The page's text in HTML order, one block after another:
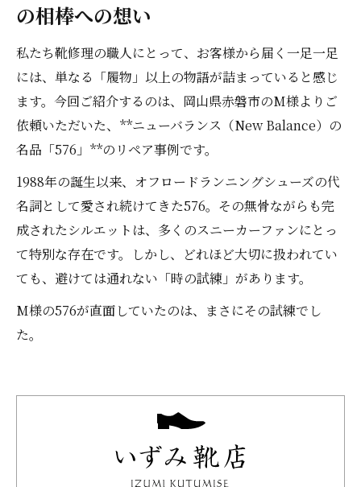
の相棒への想い
私たち靴修理の職人にとって、お客様から届く一足一足
には、単なる「履物」以上の物語が詰まっていると感じ
ます。今回ご紹介するのは、岡山県赤磐市のM様よりご
依頼いただいた、**ニューバランス（New Balance）の
名品「576」**のリペア事例です。
1988年の誕生以来、オフロードランニングシューズの代
名詞として愛され続けてきた576。その無骨ながらも完
成されたシルエットは、多くのスニーカーファンにとっ
て特別な存在です。しかし、どれほど大切に扱われてい
ても、避けては通れない「時の試練」があります。
M様の576が直面していたのは、まさにその試練でし
た。